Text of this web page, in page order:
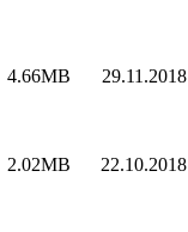
4.66MB 29.11.2018
2.02MB 22.10.2018